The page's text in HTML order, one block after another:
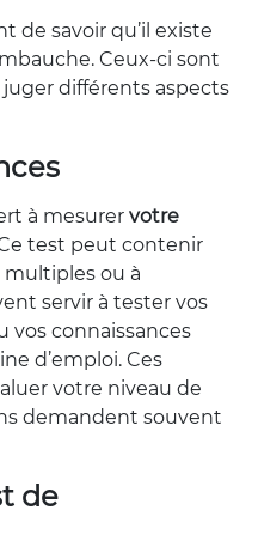
de savoir qu’il existe
Ceux-ci sont
différents aspects
à mesurer votre
test peut contenir
multiples ou à
servir à tester vos
vos connaissances
d’emploi. Ces
votre niveau de
demandent souvent
de